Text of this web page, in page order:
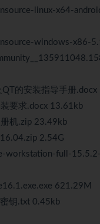
linux-x64-
windows-x86-
QT的安装指导手册.docx
要求.docx 13.61kb
机.zip 23.49kb
2.54G
workstation-full-
621.29M
钥.txt 0.45kb